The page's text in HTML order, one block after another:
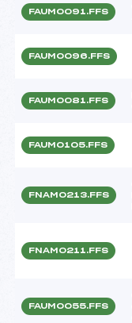
FAUM0091.FFS
FAUM0096.FFS
FAUM0081.FFS
FAUM0105.FFS
FNAM0213.FFS
FNAM0211.FFS
FAUM0055.FFS